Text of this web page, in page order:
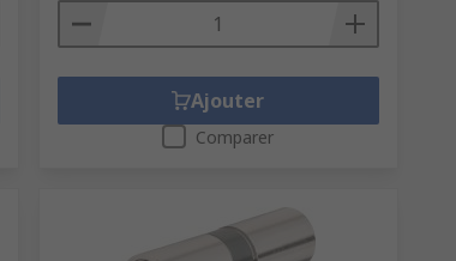
Ajouter
Comparer